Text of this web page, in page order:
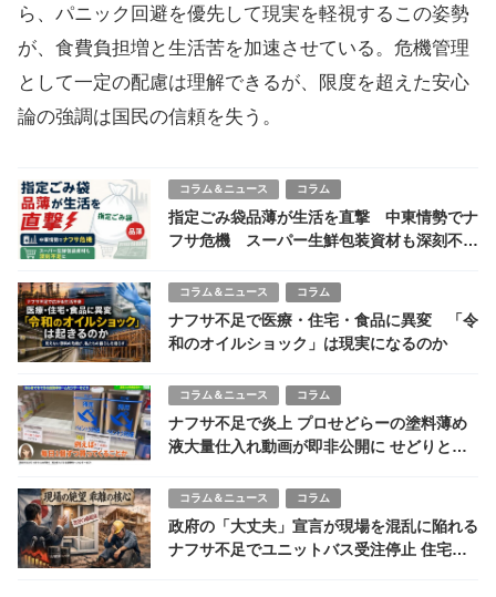
ら、パニック回避を優先して現実を軽視するこの姿勢
が、食費負担増と生活苦を加速させている。危機管理
として一定の配慮は理解できるが、限度を超えた安心
論の強調は国民の信頼を失う。
コラム＆ニュース コラム
指定ごみ袋品薄が生活を直撃 中東情勢でナ
フサ危機 スーパー生鮮包装資材も深刻不足
コラム＆ニュース コラム
ナフサ不足で医療・住宅・食品に異変 「令
和のオイルショック」は現実になるのか
コラム＆ニュース コラム
ナフサ不足で炎上 プロせどらーの塗料薄め
液大量仕入れ動画が即非公開に せどりと転
コラム＆ニュース コラム
政府の「大丈夫」宣言が現場を混乱に陥れる
ナフサ不足でユニットバス受注停止 住宅業